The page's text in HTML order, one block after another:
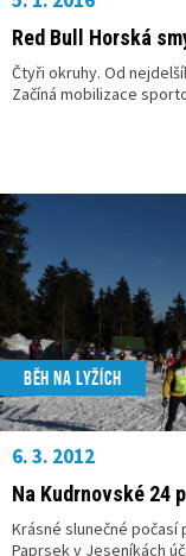
Red Bull Horská
Čtyři okruhy. Od
Začíná mobilizace
BĚH NA LYŽÍCH
6. 3. 2012
Na Kudrnovské 24
Krásné slunečné
Paprsek v Jeseníkách